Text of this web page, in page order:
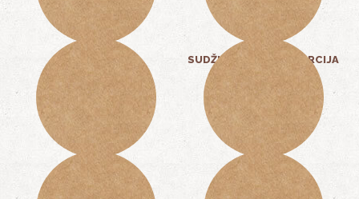
SUDŽUKICE
15,00 KM
SUDŽUKICE - MALA PORCIJA
7,50 KM
PLJESKAVICA
14,00 KM
TELEĆA ŠNICLA
16,00 KM